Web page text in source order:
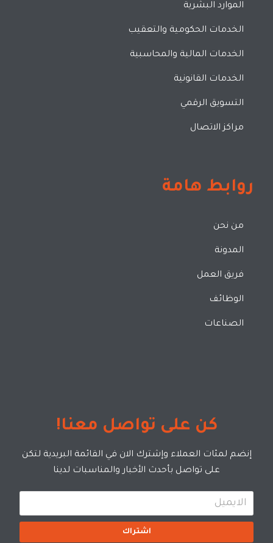
الموارد البشرية
الخدمات الحكومية والتعقيب
الخدمات المالية والمحاسبية
الخدمات القانونية
التسويق الرقمي
مراكز الاتصال
روابط هامة
من نحن
المدونة
فريق العمل
الوظائف
الصناعات
كن على تواصل معنا!
إنضم لمئات العملاء وإشترك الان في القائمة البريدية لتكن
على تواصل بأحدث الأخبار والمناسبات لدينا
اشتراك